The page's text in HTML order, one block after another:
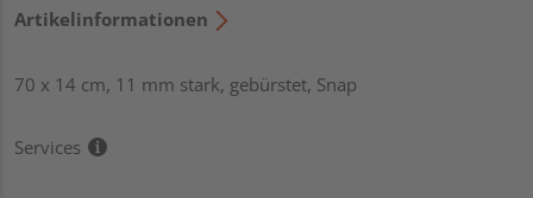
Artikelinformationen
70 x 14 cm, 11 mm stark, gebürstet, Snap
Services